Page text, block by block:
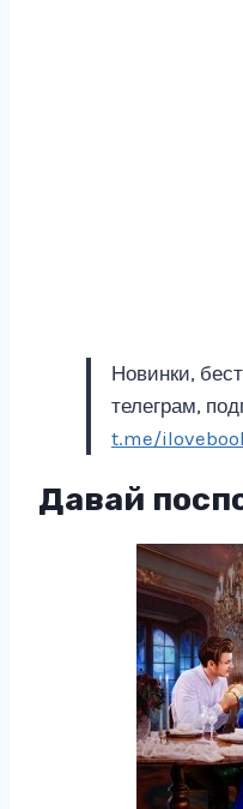
Новинки,
телеграм,
t.me/
Давай